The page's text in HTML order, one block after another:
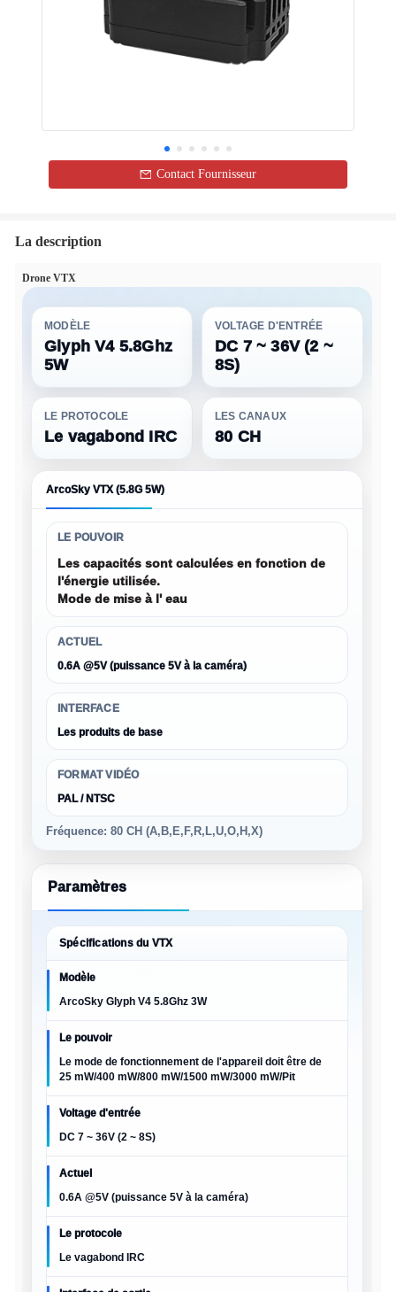
Contact Fournisseur
La description
Drone VTX
MODÈLE
Glyph V4 5.8Ghz
5W
VOLTAGE D'ENTRÉE
DC 7 ~ 36V (2 ~
8S)
LE PROTOCOLE
Le vagabond IRC
LES CANAUX
80 CH
ArcoSky VTX (5.8G 5W)
LE POUVOIR
Les capacités sont calculées en fonction de
l'énergie utilisée.
Mode de mise à l' eau
ACTUEL
0.6A @5V (puissance 5V à la caméra)
INTERFACE
Les produits de base
FORMAT VIDÉO
PAL / NTSC
Fréquence: 80 CH (A,B,E,F,R,L,U,O,H,X)
Paramètres
Spécifications du VTX
Modèle
ArcoSky Glyph V4 5.8Ghz 3W
Le pouvoir
Le mode de fonctionnement de l'appareil doit être de
25 mW/400 mW/800 mW/1500 mW/3000 mW/Pit
Voltage d'entrée
DC 7 ~ 36V (2 ~ 8S)
Actuel
0.6A @5V (puissance 5V à la caméra)
Le protocole
Le vagabond IRC